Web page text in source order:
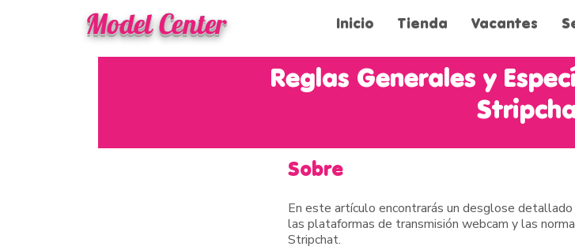
Model Center Inicio Tienda Vacantes
Reglas Generales y
Sobre
En este artículo encontrarás un desglose
las plataformas de transmisión webcam y las
Stripchat.